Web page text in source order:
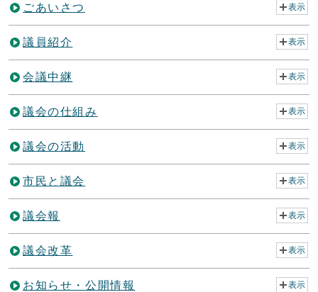
ごあいさつ 表示
議員紹介 表示
会議中継 表示
議会の仕組み 表示
議会の活動 表示
市民と議会 表示
議会報 表示
議会改革 表示
お知らせ・公開情報 表示